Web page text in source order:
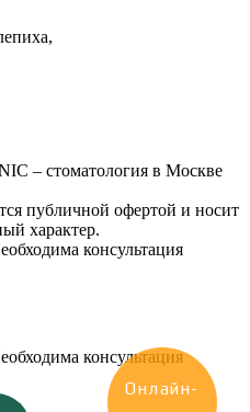
– стоматология в Москве
публичной офертой и носит
характер.
консультация
консультация
Онлайн-